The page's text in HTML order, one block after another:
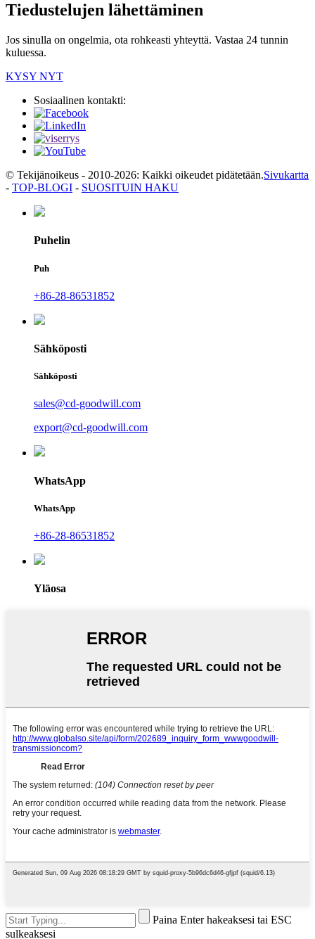
Tiedustelujen lähettäminen
Jos sinulla on ongelmia, ota rohkeasti yhteyttä. Vastaa 24 tunnin
kuluessa.
KYSY NYT
Sosiaalinen kontakti:
© Tekijänoikeus - 2010-2026: Kaikki oikeudet pidätetään.Sivukartta
- TOP-BLOGI - SUOSITUIN HAKU
Puhelin
Puh
+86-28-86531852
Sähköposti
Sähköposti
sales@cd-goodwill.com
export@cd-goodwill.com
WhatsApp
WhatsApp
+86-28-86531852
Yläosa
Paina Enter hakeaksesi tai ESC
sulkeaksesi